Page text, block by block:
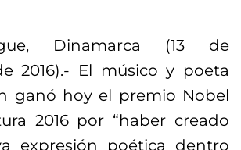
Dinamarca (13 de
2016).- El músico y poeta
ganó hoy el premio Nobel
2016 por “haber creado
expresión poética dentro